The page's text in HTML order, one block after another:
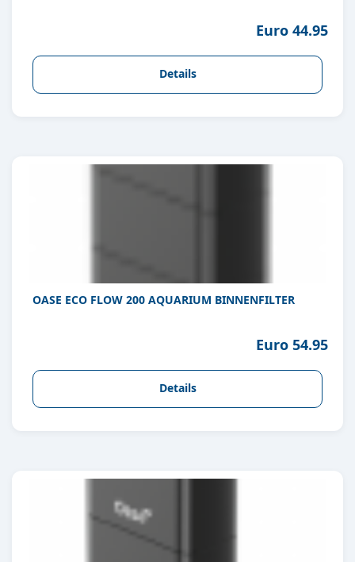
Euro 44.95
Details
OASE ECO FLOW 200 AQUARIUM BINNENFILTER
Euro 54.95
Details